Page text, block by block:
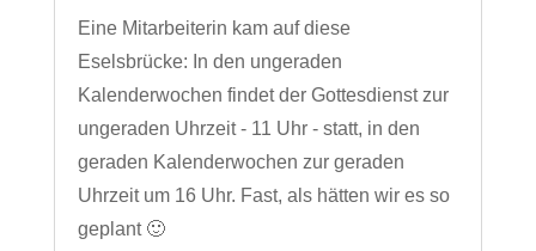
Eine Mitarbeiterin kam auf diese
Eselsbrücke: In den ungeraden
Kalenderwochen findet der Gottesdienst zur
ungeraden Uhrzeit - 11 Uhr - statt, in den
geraden Kalenderwochen zur geraden
Uhrzeit um 16 Uhr. Fast, als hätten wir es so
geplant 🙂